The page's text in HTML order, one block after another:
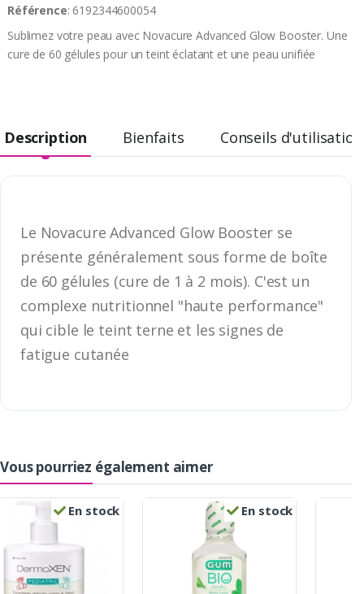
Référence: 6192344600054
Sublimez votre peau avec Novacure Advanced Glow Booster. Une
cure de 60 gélules pour un teint éclatant et une peau unifiée
Description Bienfaits Conseils d'utilisation
Le Novacure Advanced Glow Booster se
présente généralement sous forme de boîte
de 60 gélules (cure de 1 à 2 mois). C'est un
complexe nutritionnel "haute performance"
qui cible le teint terne et les signes de
fatigue cutanée
Vous pourriez également aimer
En stock En stock